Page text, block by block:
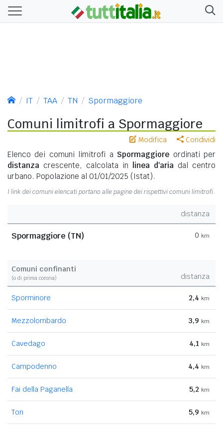
IT TAA TN Spormaggiore
Comuni limitrofi a Spormaggiore
Modifica Condividi
Elenco dei comuni limitrofi a Spormaggiore ordinati per
distanza crescente, calcolata in linea d'aria dal centro
urbano. Popolazione al 01/01/2025 (Istat).
I link dei comuni elencati portano alle pagine dei rispettivi comuni limitrofi.
distanza
Spormaggiore (TN) 0 km
Comuni confinanti
(o di prima corona) distanza
Sporminore 2,4 km
Mezzolombardo 3,9 km
Cavedago 4,1 km
Campodenno 4,4 km
Fai della Paganella 5,2 km
Ton 5,9 km